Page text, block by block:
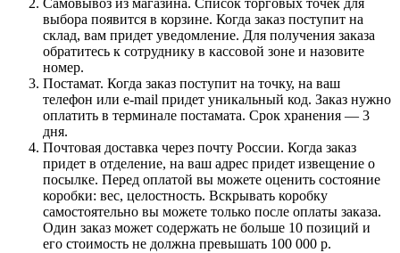
Самовывоз из магазина. Список торговых точек для
выбора появится в корзине. Когда заказ поступит на
склад, вам придет уведомление. Для получения заказа
обратитесь к сотруднику в кассовой зоне и назовите
номер.
Постамат. Когда заказ поступит на точку, на ваш
телефон или e-mail придет уникальный код. Заказ нужно
оплатить в терминале постамата. Срок хранения — 3
дня.
Почтовая доставка через почту России. Когда заказ
придет в отделение, на ваш адрес придет извещение о
посылке. Перед оплатой вы можете оценить состояние
коробки: вес, целостность. Вскрывать коробку
самостоятельно вы можете только после оплаты заказа.
Один заказ может содержать не больше 10 позиций и
его стоимость не должна превышать 100 000 р.